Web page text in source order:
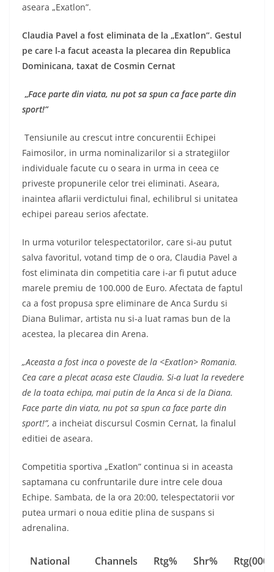
aseara „Exatlon”.
Claudia Pavel a fost eliminata de la „Exatlon”. Gestul
pe care l-a facut aceasta la plecarea din Republica
Dominicana, taxat de Cosmin Cernat
„Face parte din viata, nu pot sa spun ca face parte din
sport!”
Tensiunile au crescut intre concurentii Echipei
Faimosilor, in urma nominalizarilor si a strategiilor
individuale facute cu o seara in urma in ceea ce
priveste propunerile celor trei eliminati. Aseara,
inaintea aflarii verdictului final, echilibrul si unitatea
echipei pareau serios afectate.
In urma voturilor telespectatorilor, care si-au putut
salva favoritul, votand timp de o ora, Claudia Pavel a
fost eliminata din competitia care i-ar fi putut aduce
marele premiu de 100.000 de Euro. Afectata de faptul
ca a fost propusa spre eliminare de Anca Surdu si
Diana Bulimar, artista nu si-a luat ramas bun de la
acestea, la plecarea din Arena.
„Aceasta a fost inca o poveste de la <Exatlon> Romania.
Cea care a plecat acasa este Claudia. Si-a luat la revedere
de la toata echipa, mai putin de la Anca si de la Diana.
Face parte din viata, nu pot sa spun ca face parte din
sport!”, a incheiat discursul Cosmin Cernat, la finalul
editiei de aseara.
Competitia sportiva „Exatlon” continua si in aceasta
saptamana cu confruntarile dure intre cele doua
Echipe. Sambata, de la ora 20:00, telespectatorii vor
putea urmari o noua editie plina de suspans si
adrenalina.
National Channels Rtg% Shr%
Rtg(000)